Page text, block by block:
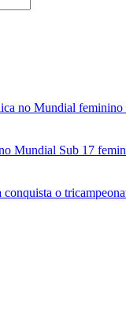
no Mundial feminino
Mundial Sub 17
o